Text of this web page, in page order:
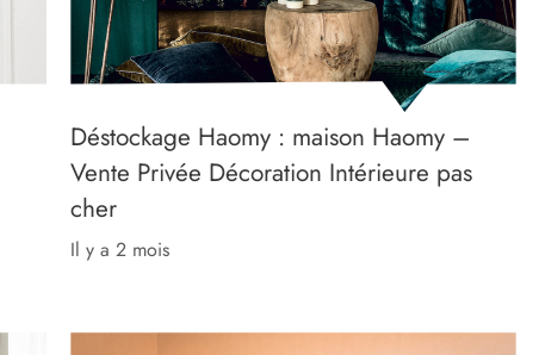
Déstockage Haomy : maison Haomy –
Vente Privée Décoration Intérieure pas
cher
il y a 2 mois